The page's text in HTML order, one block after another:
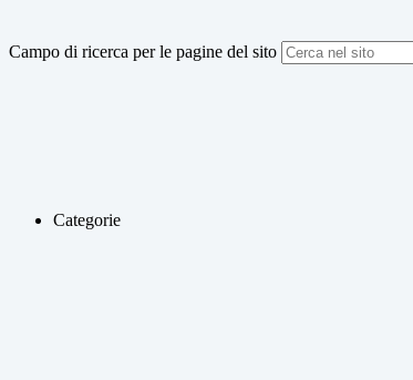
Campo di ricerca per le pagine del sito
Categorie